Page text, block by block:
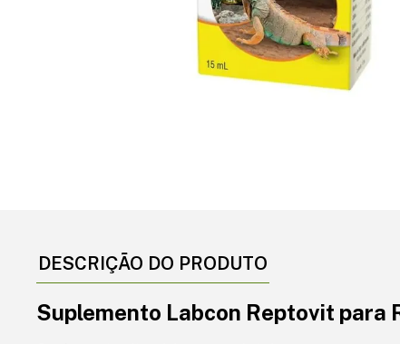
DESCRIÇÃO DO PRODUTO
Suplemento Labcon Reptovit para